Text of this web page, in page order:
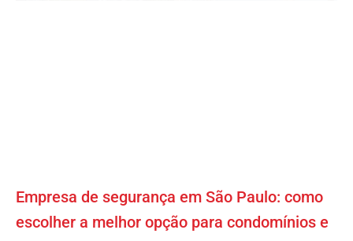
Empresa de segurança em São Paulo: como
escolher a melhor opção para condomínios e